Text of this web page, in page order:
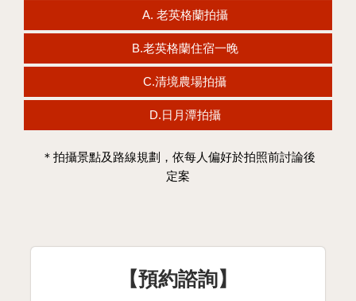
A. 老英格蘭拍攝
B.老英格蘭住宿一晚
C.清境農場拍攝
D.日月潭拍攝
＊拍攝景點及路線規劃，依每人偏好於拍照前討論後
定案
【預約諮詢】